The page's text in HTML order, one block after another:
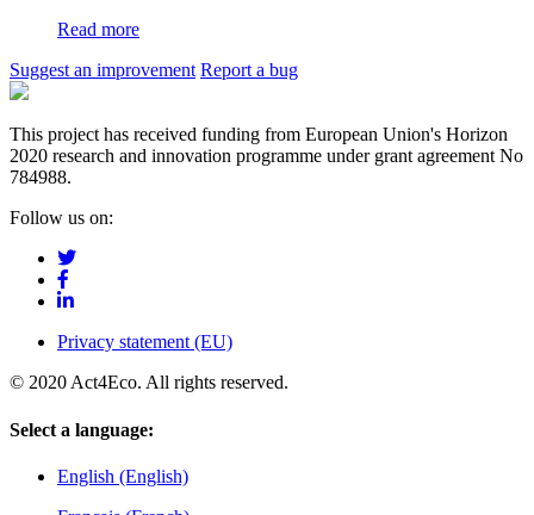
Read more
Suggest an improvement Report a bug
This project has received funding from European Union's Horizon
2020 research and innovation programme under grant agreement No
784988.
Follow us on:
Privacy statement (EU)
© 2020 Act4Eco. All rights reserved.
Select a language:
English (English)